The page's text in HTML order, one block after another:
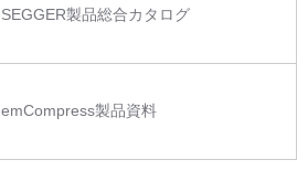
SEGGER製品総合カタログ
emCompress製品資料